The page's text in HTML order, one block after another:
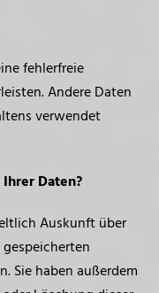
fehlerfreie
Andere Daten
verwendet
Daten?
Auskunft über
Sie haben außerdem